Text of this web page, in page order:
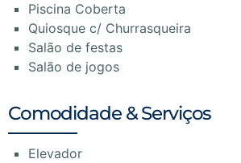
Piscina Coberta
Quiosque c/ Churrasqueira
Salão de festas
Salão de jogos
Comodidade & Serviços
Elevador